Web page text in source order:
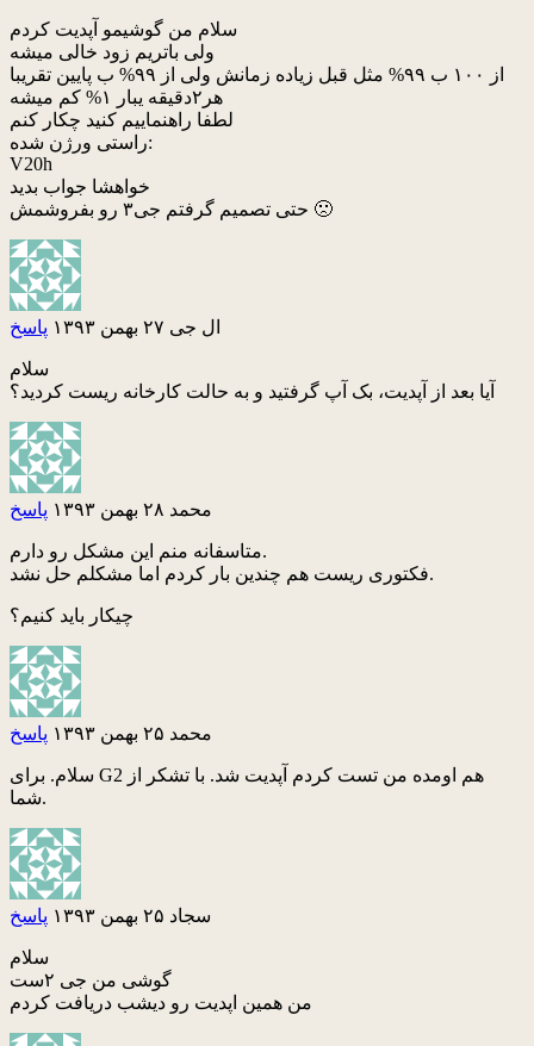
سلام من گوشیمو آپدیت کردم
ولی باتریم زود خالی میشه
از ۱۰۰ ب ۹۹% مثل قبل زیاده زمانش ولی از ۹۹% ب پایین تقریبا
هر۲دقیقه یبار ۱% کم میشه
لطفا راهنماییم کنید چکار کنم
راستی ورژن شده:
V20h
خواهشا جواب بدید
حتی تصمیم گرفتم جی۳ رو بفروشمش 🙁
ال جی ۲۷ بهمن ۱۳۹۳ پاسخ
سلام
آیا بعد از آپدیت، بک آپ گرفتید و به حالت کارخانه ریست کردید؟
محمد ۲۸ بهمن ۱۳۹۳ پاسخ
متاسفانه منم این مشکل رو دارم.
فکتوری ریست هم چندین بار کردم اما مشکلم حل نشد.
چیکار باید کنیم؟
محمد ۲۵ بهمن ۱۳۹۳ پاسخ
سلام. برای G2 هم اومده من تست کردم آپدیت شد. با تشکر از
شما.
سجاد ۲۵ بهمن ۱۳۹۳ پاسخ
سلام
گوشی من جی ۲ست
من همین اپدیت رو دیشب دریافت کردم